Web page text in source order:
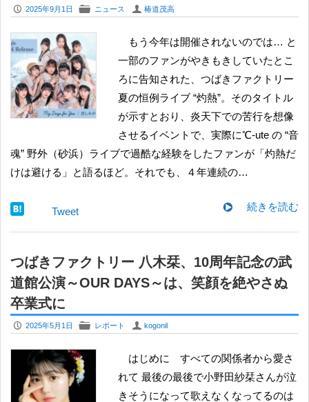
P 2025年9月1日 F ニュース U 椿道茂高
もう今年は開催されないのでは… と
一部のファンがやきもきしていたとこ
ろに告知された、つばきファクトリー
夏の恒例ライブ “灼熱”。そのタイトル
が示すとおり、炎天下での苦行を想像
させるイベントで、実際に℃-ute の “音
魂” 野外（砂浜）ライブで過酷な経験をしたファンが「灼熱だ
けは避ける」と語るほど。それでも、４年連続の…
続きを読む
Tweet
つばきファクトリー 八木栞、10周年記念の武
道館公演～OUR DAYS～は、笑顔を絶やさぬ
卒業式に
P 2025年5月1日 F レポート U kogonil
はじめに すべての関係者から愛さ
れて 最後の最後で小野田紗栞さんが泣
きそうになって歌えなくなってるのは